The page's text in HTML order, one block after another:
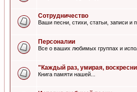
Сотрудничество
Ваши песни, стихи, статьи, записи и
Персоналии
Все о ваших любимых группах и
"Каждый раз, умирая,
Книга памяти нашей...